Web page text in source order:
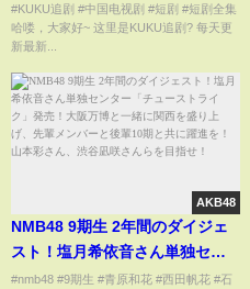
#KUKU追剧 #中国电视剧 #短剧 #短剧全集
哈喽，大家好~ 这里是KUKU追剧? 每天更
新最新...
AKB48
NMB48 9期生 2年間のダイジェ
スト！塩月希依音さん単独セン
ター「チューストライク」発
#nmb48 #9期生 #青原和花 #西田帆花 #石